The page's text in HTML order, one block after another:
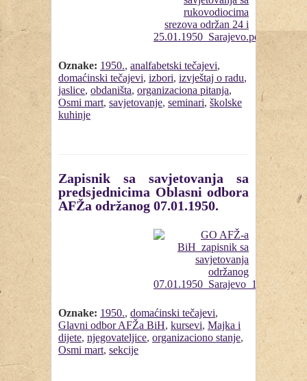
Oznake: 1950., analfabetski tečajevi,
domaćinski tečajevi, izbori, izvještaj o radu,
jaslice, obdaništa, organizaciona pitanja,
Osmi mart, savjetovanje, seminari, školske
kuhinje
Zapisnik sa savjetovanja sa
predsjednicima Oblasni odbora
AFŽa održanog 07.01.1950.
Oznake: 1950., domaćinski tečajevi,
Glavni odbor AFŽa BiH, kursevi, Majka i
dijete, njegovateljice, organizaciono stanje,
Osmi mart, sekcije